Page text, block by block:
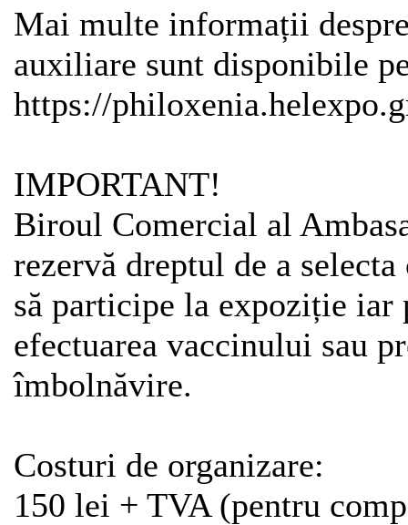
Mai multe informații
auxiliare sunt disponibile
https://
IMPORTANT!
Biroul Comercial al
rezervă dreptul de a
să participe la expoziție iar
efectuarea vaccinului sau
îmbolnăvire.
Costuri de organizare:
150 lei + TVA (pentru